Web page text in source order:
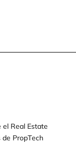
el Real Estate
PropTech